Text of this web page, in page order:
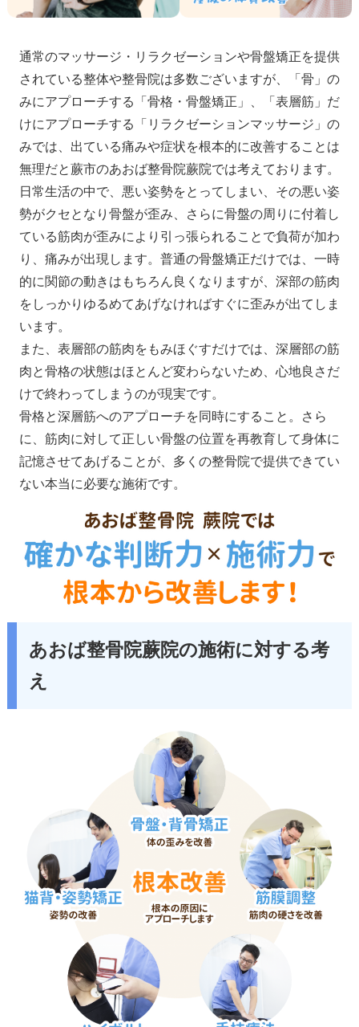
通常のマッサージ・リラクゼーションや骨盤矯正を提供
されている整体や整骨院は多数ございますが、「骨」の
みにアプローチする「骨格・骨盤矯正」、「表層筋」だ
けにアプローチする「リラクゼーションマッサージ」の
みでは、出ている痛みや症状を根本的に改善することは
無理だと蕨市のあおば整骨院蕨院では考えております。
日常生活の中で、悪い姿勢をとってしまい、その悪い姿
勢がクセとなり骨盤が歪み、さらに骨盤の周りに付着し
ている筋肉が歪みにより引っ張られることで負荷が加わ
り、痛みが出現します。普通の骨盤矯正だけでは、一時
的に関節の動きはもちろん良くなりますが、深部の筋肉
をしっかりゆるめてあげなければすぐに歪みが出てしま
います。
また、表層部の筋肉をもみほぐすだけでは、深層部の筋
肉と骨格の状態はほとんど変わらないため、心地良さだ
けで終わってしまうのが現実です。
骨格と深層筋へのアプローチを同時にすること。さら
に、筋肉に対して正しい骨盤の位置を再教育して身体に
記憶させてあげることが、多くの整骨院で提供できてい
ない本当に必要な施術です。
あおば整骨院蕨院の施術に対する考
え